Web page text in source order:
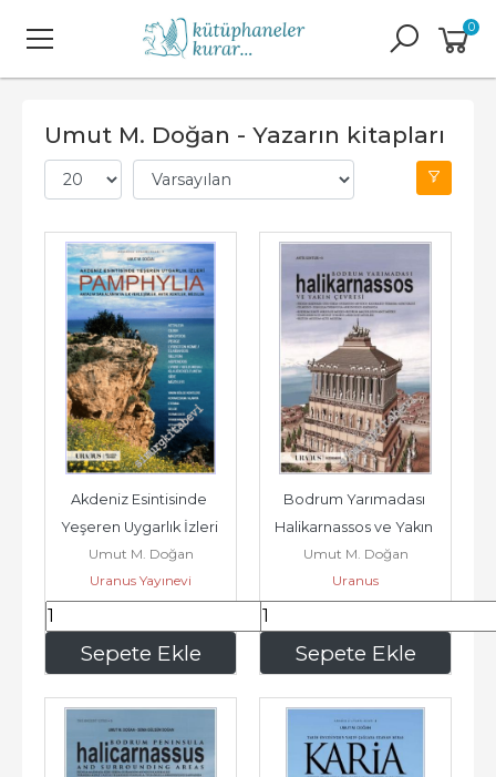
0
Umut M. Doğan - Yazarın kitapları
Sepete Ekle
Akdeniz Esintisinde
Yeşeren Uygarlık İzleri
Pamphylia:
Antalya'dan...
Umut M. Doğan
Uranus Yayınevi
1.552,80 Sepete Ekle
Bodrum Yarımadası
Halikarnassos ve Yakın
Çevresi - Amtik Kentler
6 -
Umut M. Doğan
Uranus
1.108,80